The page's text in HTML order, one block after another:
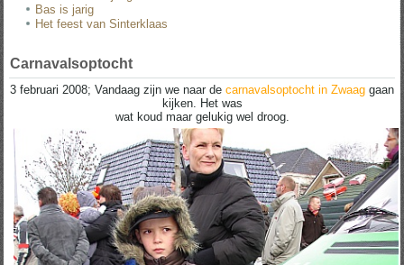
Bas is jarig
Het feest van Sinterklaas
Carnavalsoptocht
3 februari 2008; Vandaag zijn we naar de carnavalsoptocht in Zwaag gaan
kijken. Het was
wat koud maar gelukig wel droog.